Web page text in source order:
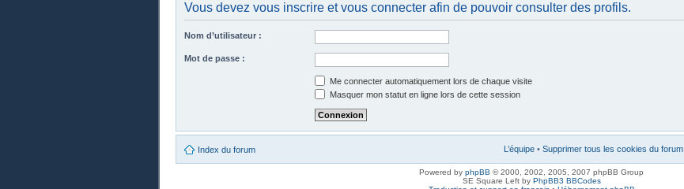
Vous devez vous inscrire et vous connecter afin de pouvoir consulter des profils.
Nom d’utilisateur :
Mot de passe :
Me connecter automatiquement lors de chaque visite
Masquer mon statut en ligne lors de cette session
Index du forum L’équipe • Supprimer tous les cookies du forum
Powered by phpBB © 2000, 2002, 2005, 2007 phpBB Group
SE Square Left by PhpBB3 BBCodes